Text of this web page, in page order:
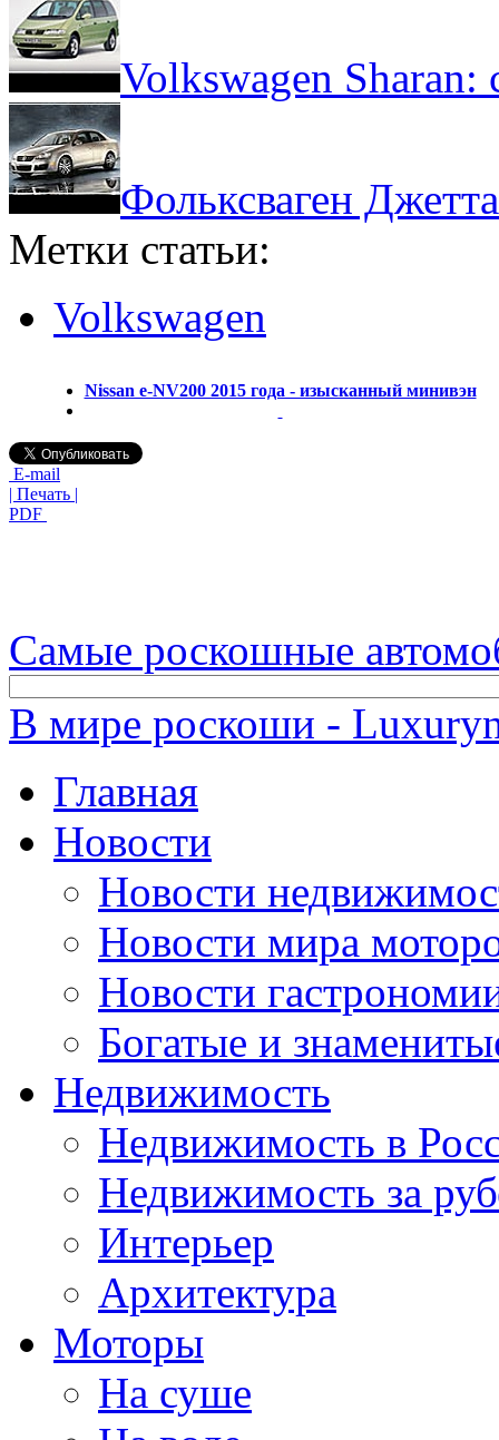
Volkswagen
Фольксваген
Метки статьи:
Volkswagen
Nissan e-NV200 2015 года - изысканный минивэн
E-mail
| Печать |
PDF
Самые роскошные
В мире роскоши -
Главная
Новости
Новости
Новости мира
Новости
Богатые и
Недвижимость
Недвижимость в
Недвижимость за
Интерьер
Архитектура
Моторы
На суше